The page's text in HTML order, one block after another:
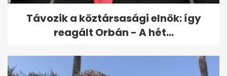
Távozik a köztársasági elnök: így
reagált Orbán - A hét...